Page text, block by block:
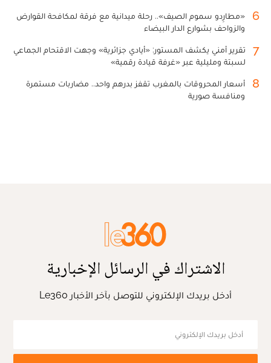
6
«مطارِدو سموم الصيف».. رحلة ميدانية مع فرقة لمكافحة القوارض
والزواحف بشوارع الدار البيضاء
7
تقرير أمني يكشف المستور: «أيادي جزائرية» وجهت الاقتحام الجماعي
لسبتة ومليلية عبر «غرفة قيادة رقمية»
8
أسعار المحروقات بالمغرب تقفز بدرهم واحد.. مضاربات مستمرة
ومنافسة صورية
الاشتراك في الرسائل الإخبارية
أدخل بريدك الإلكتروني للتوصل بآخر الأخبار Le360